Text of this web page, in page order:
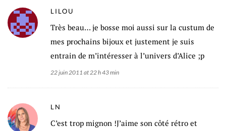
LILOU
Très beau… je bosse moi aussi sur la custum de
mes prochains bijoux et justement je suis
entrain de m’intéresser à l’univers d’Alice ;p
22 juin 2011 at 22 h 43 min
LN
C’est trop mignon !J’aime son côté rétro et